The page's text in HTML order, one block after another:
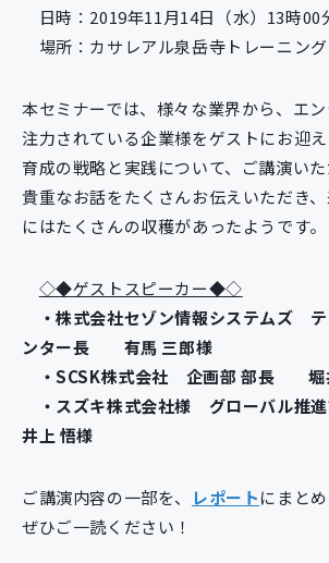
導入事例
ニュース
採用情報
Contact
日時：2019年11月14日（水）13時00
場所：カサレアル泉岳寺トレーニン
本セミナーでは、様々な業界から、エ
注力されている企業様をゲストにお迎え
育成の戦略と実践について、ご講演いた
貴重なお話をたくさんお伝えいただき
にはたくさんの収穫があったようです。
◇◆ゲストスピーカー◆◇
・株式会社セゾン情報システムズ
ンター長 有馬 三郎様
・SCSK株式会社 企画部 部長 堀
・スズキ株式会社様 グローバル
井上 悟様
ご講演内容の一部を、 レポートにまとめ
ぜひご一読ください！